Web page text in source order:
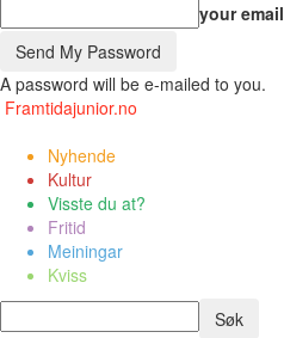
your email
A password will be e-mailed to you.
Framtidajunior.no
Nyhende
Kultur
Visste du at?
Fritid
Meiningar
Kviss